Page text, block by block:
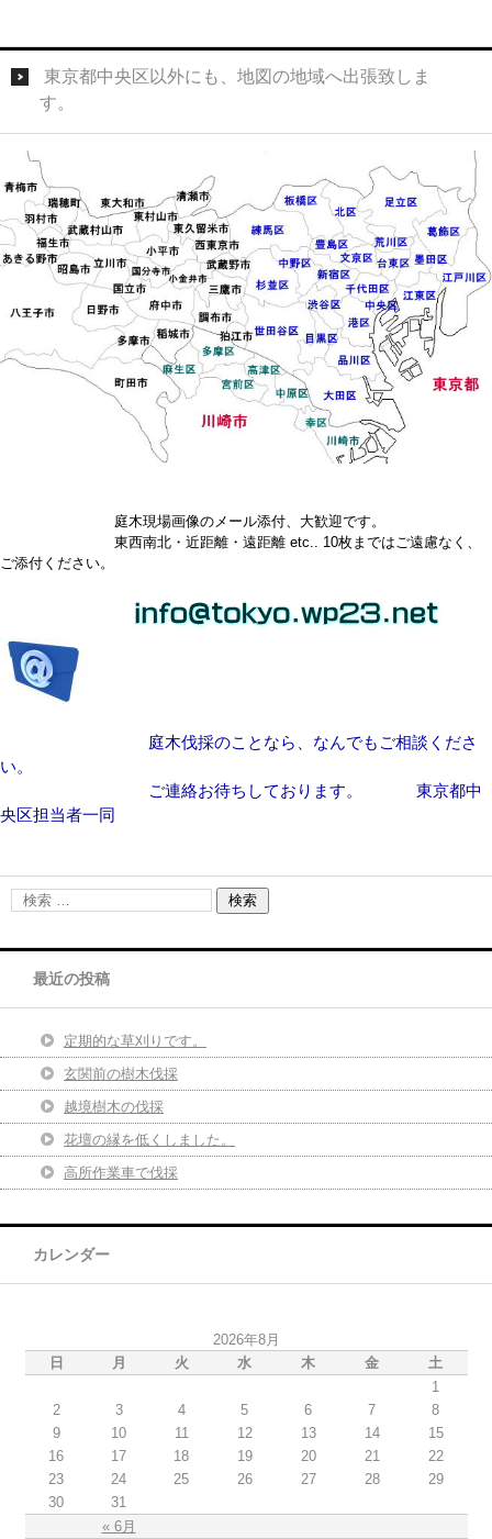
東京都中央区以外にも、地図の地域へ出張致しま
す。
庭木現場画像のメール添付、大歓迎です。
東西南北・近距離・遠距離 etc.. 10枚まではご遠慮なく、
ご添付ください。
庭木伐採のことなら、なんでもご相談くださ
い。
ご連絡お待ちしております。 東京都中
央区担当者一同
最近の投稿
定期的な草刈りです。
玄関前の樹木伐採
越境樹木の伐採
花壇の縁を低くしました。
高所作業車で伐採
カレンダー
2026年8月
日
月 火 水 木 金 土
« 6月
1
2
3 4 5 6 7
8
9
10 11 12 13 14
15
16
17 18 19 20 21
22
23
24 25 26 27 28
29
30
31